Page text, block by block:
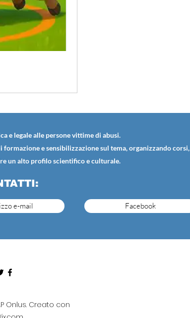
e legale alle persone vittime di abusi.
e sensibilizzazione sul tema, organizzando corsi,
un alto profilo scientifico e culturale.
e-mail Facebook
Onlus. Creato con